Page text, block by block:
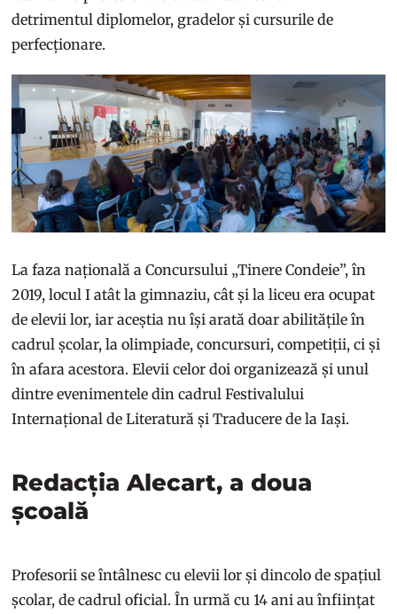
detrimentul diplomelor, gradelor și cursurile de
perfecționare.
La faza națională a Concursului „Tinere Condeie”, în
2019, locul I atât la gimnaziu, cât și la liceu era ocupat
de elevii lor, iar aceștia nu își arată doar abilitățile în
cadrul școlar, la olimpiade, concursuri, competiții, ci și
în afara acestora. Elevii celor doi organizează și unul
dintre evenimentele din cadrul Festivalului
Internațional de Literatură și Traducere de la Iași.
Redacția Alecart, a doua
școală
Profesorii se întâlnesc cu elevii lor și dincolo de spațiul
școlar, de cadrul oficial. În urmă cu 14 ani au înființat